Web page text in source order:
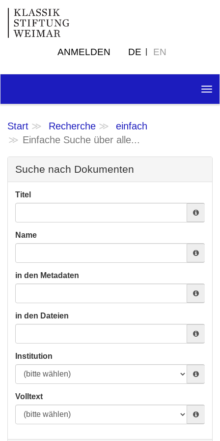
ANMELDEN DE EN
Start Recherche
einfach
Einfache Suche über alle...
Suche nach Dokumenten
Titel
Name
in den Metadaten
in den Dateien
Institution
Volltext